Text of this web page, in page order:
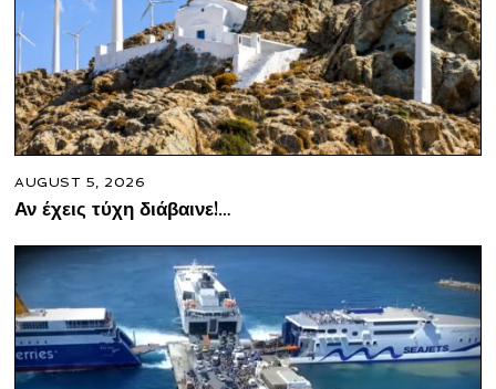
AUGUST 5, 2026
Αν έχεις τύχη διάβαινε!…